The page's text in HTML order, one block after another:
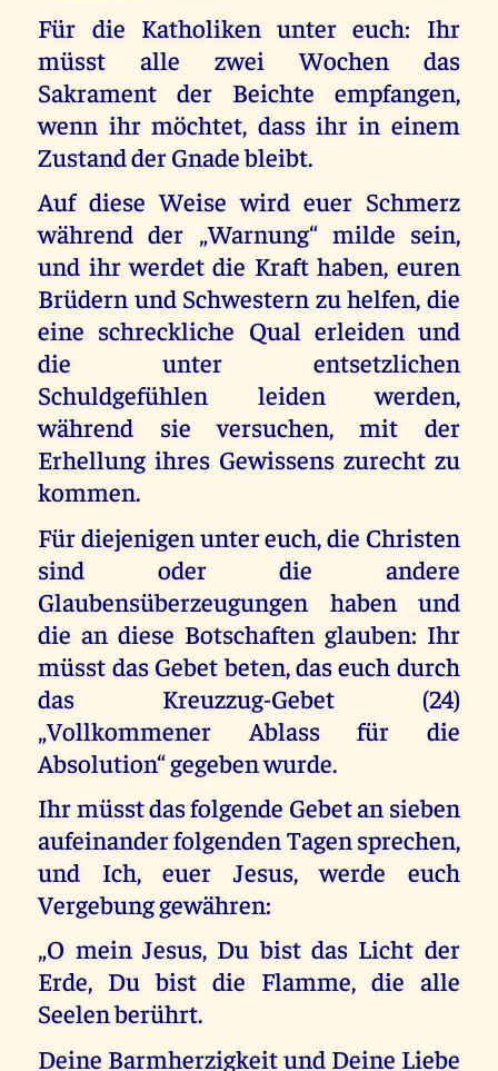
Für die Katholiken unter euch: Ihr
müsst alle zwei Wochen das
Sakrament der Beichte empfangen,
wenn ihr möchtet, dass ihr in einem
Zustand der Gnade bleibt.
Auf diese Weise wird euer Schmerz
während der „Warnung“ milde sein,
und ihr werdet die Kraft haben, euren
Brüdern und Schwestern zu helfen, die
eine schreckliche Qual erleiden und
die unter entsetzlichen
Schuldgefühlen leiden werden,
während sie versuchen, mit der
Erhellung ihres Gewissens zurecht zu
kommen.
Für diejenigen unter euch, die Christen
sind oder die andere
Glaubensüberzeugungen haben und
die an diese Botschaften glauben: Ihr
müsst das Gebet beten, das euch durch
das Kreuzzug-Gebet (24)
„Vollkommener Ablass für die
Absolution“ gegeben wurde.
Ihr müsst das folgende Gebet an sieben
aufeinander folgenden Tagen sprechen,
und Ich, euer Jesus, werde euch
Vergebung gewähren:
„O mein Jesus, Du bist das Licht der
Erde, Du bist die Flamme, die alle
Seelen berührt.
Deine Barmherzigkeit und Deine Liebe